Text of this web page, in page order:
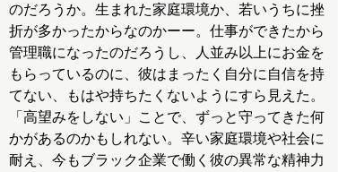
のだろうか。生まれた家庭環境か、若いうちに挫
折が多かったからなのかーー。仕事ができたから
管理職になったのだろうし、人並み以上にお金を
もらっているのに、彼はまったく自分に自信を持
てない、もはや持ちたくないようにすら見えた。
「高望みをしない」ことで、ずっと守ってきた何
かがあるのかもしれない。辛い家庭環境や社会に
耐え、今もブラック企業で働く彼の異常な精神力